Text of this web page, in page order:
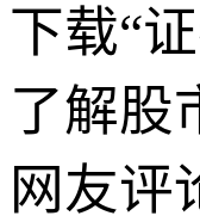
下载“
了解股
网友评